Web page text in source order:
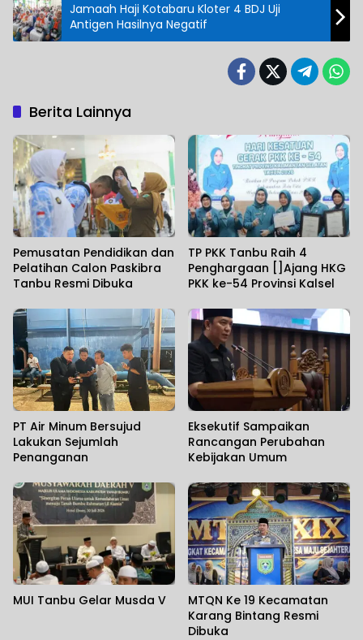
Jamaah Haji Kotabaru Kloter 4 BDJ Uji
Antigen Hasilnya Negatif
Berita Lainnya
Pemusatan Pendidikan dan
Pelatihan Calon Paskibra
Tanbu Resmi Dibuka
TP PKK Tanbu Raih 4
Penghargaan []Ajang HKG
PKK ke-54 Provinsi Kalsel
PT Air Minum Bersujud
Lakukan Sejumlah
Penanganan
Eksekutif Sampaikan
Rancangan Perubahan
Kebijakan Umum
MUI Tanbu Gelar Musda V
MTQN Ke 19 Kecamatan
Karang Bintang Resmi
Dibuka